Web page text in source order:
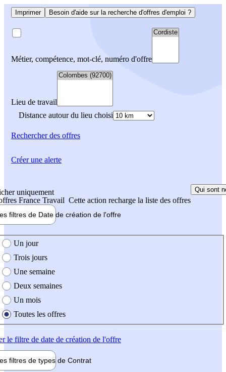
Imprimer Besoin d'aide sur la recherche d'offres d'emploi ?
Métier, compétence, mot-clé, numéro d'offre
Lieu de travail
Distance autour du lieu choisi
Rechercherdes offres
uniquement
France Travail Cette action recharge la liste des offres
Qui sont
filtres de Date de création de l'offre
création de l'offre
Un jour
Trois jours
Une semaine
Deux semaines
Un mois
Toutes les offres
le filtre de date de création de l'offre
filtres de types de Contrat
Créer une alerte